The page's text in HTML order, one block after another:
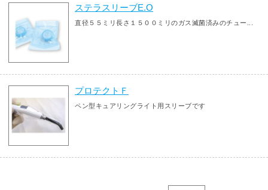
ステラスリーブE.O
直径５５ミリ長さ１５００ミリのガス滅菌済みのチュー...
プロテクトＦ
ペン型キュアリングライト用スリーブです